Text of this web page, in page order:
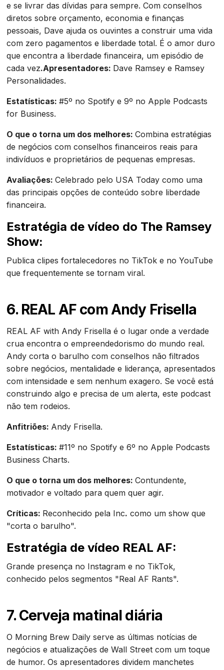
e se livrar das dívidas para sempre. Com conselhos
diretos sobre orçamento, economia e finanças
pessoais, Dave ajuda os ouvintes a construir uma vida
com zero pagamentos e liberdade total. É o amor duro
que encontra a liberdade financeira, um episódio de
cada vez.Apresentadores: Dave Ramsey e Ramsey
Personalidades.
Estatísticas:#5º no Spotify e 9º no Apple Podcasts
for Business.
O que o torna um dos melhores:Combina estratégias
de negócios com conselhos financeiros reais para
indivíduos e proprietários de pequenas empresas.
Avaliações:Celebrado pelo USA Today como uma
das principais opções de conteúdo sobre liberdade
financeira.
Estratégia de vídeo do The Ramsey
Show:
Publica clipes fortalecedores no TikTok e no YouTube
que frequentemente se tornam viral.
6. REAL AF com Andy Frisella
REAL AF with Andy Frisella é o lugar onde a verdade
crua encontra o empreendedorismo do mundo real.
Andy corta o barulho com conselhos não filtrados
sobre negócios, mentalidade e liderança, apresentados
com intensidade e sem nenhum exagero. Se você está
construindo algo e precisa de um alerta, este podcast
não tem rodeios.
Anfitriões: Andy Frisella.
Estatísticas:#11º no Spotify e 6º no Apple Podcasts
Business Charts.
O que o torna um dos melhores:Contundente,
motivador e voltado para quem quer agir.
Críticas: Reconhecido pela Inc. como um show que
"corta o barulho".
Estratégia de vídeo REAL AF:
Grande presença no Instagram e no TikTok,
conhecido pelos segmentos "Real AF Rants".
7. Cerveja matinal diária
O Morning Brew Daily serve as últimas notícias de
negócios e atualizações de Wall Street com um toque
de humor. Os apresentadores dividem manchetes